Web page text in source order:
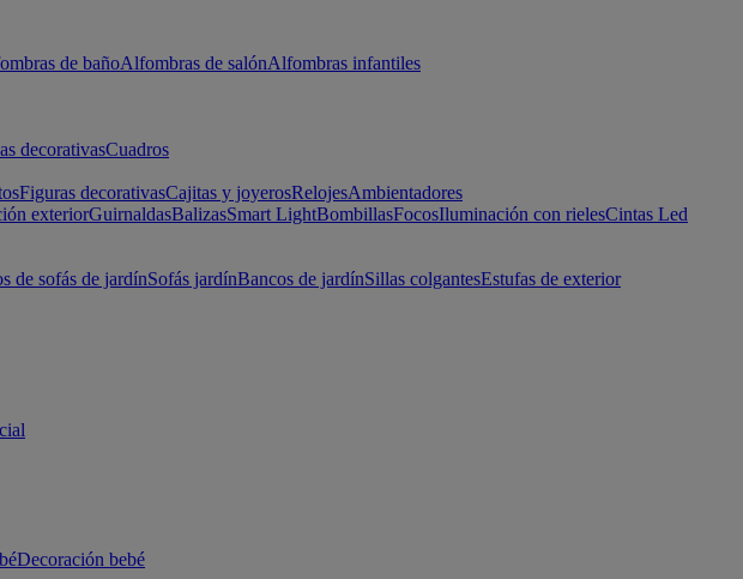
de bañoAlfombras de salónAlfombras infantiles
decorativasCuadros
Figuras decorativasCajitas y joyerosRelojesAmbientadores
exteriorGuirnaldasBalizasSmart LightBombillasFocosIluminación con rielesCintas Led
de sofás de jardínSofás jardínBancos de jardínSillas colgantesEstufas de exterior
Decoración bebé